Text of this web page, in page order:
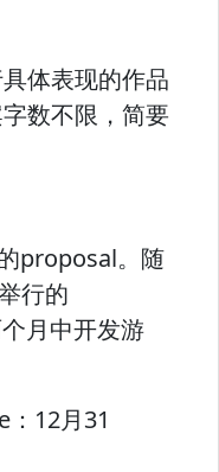
体表现的作品
数不限，简要
proposal。随
行的
月中开发游
12月31